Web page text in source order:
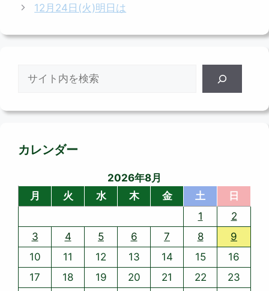
リ
12月24日(火)明日は
カレンダー
2026年8月
月
火 水 木 金 土
日
1
2
3
4 5 6 7 8
9
10
11 12 13 14 15
16
17
18 19 20 21 22
23